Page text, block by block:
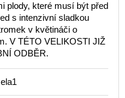
plody, které musí být před
s intenzivní sladkou
v květináči o
V TÉTO VELIKOSTI JIŽ
ODBĚR.